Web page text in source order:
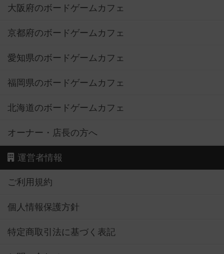
大阪府のボードゲームカフェ
京都府のボードゲームカフェ
愛知県のボードゲームカフェ
福岡県のボードゲームカフェ
北海道のボードゲームカフェ
オーナー・店長の方へ
運営者情報
ご利用規約
個人情報保護方針
特定商取引法に基づく表記